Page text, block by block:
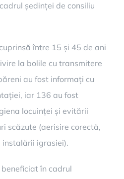
ședinței de consiliu
între 15 și 45 de ani
la bolile cu transmitere
au fost informați cu
iar 136 au fost
locuinței și evitării
scăzute (aerisire corectă,
igrasiei).
în cadrul